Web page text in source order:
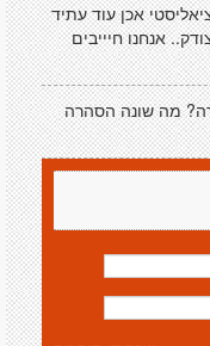
אכן עוד עתיד
אנחנו חיייבים
מה שונה הסהרה